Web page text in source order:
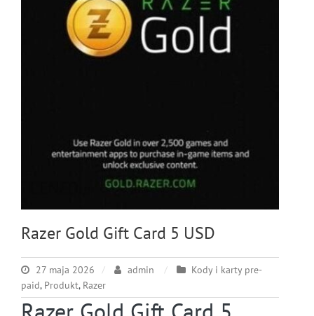
Razer Gold Gift Card 5 USD
27 maja 2026 admin
Kody i karty pre-
paid, Produkt, Razer